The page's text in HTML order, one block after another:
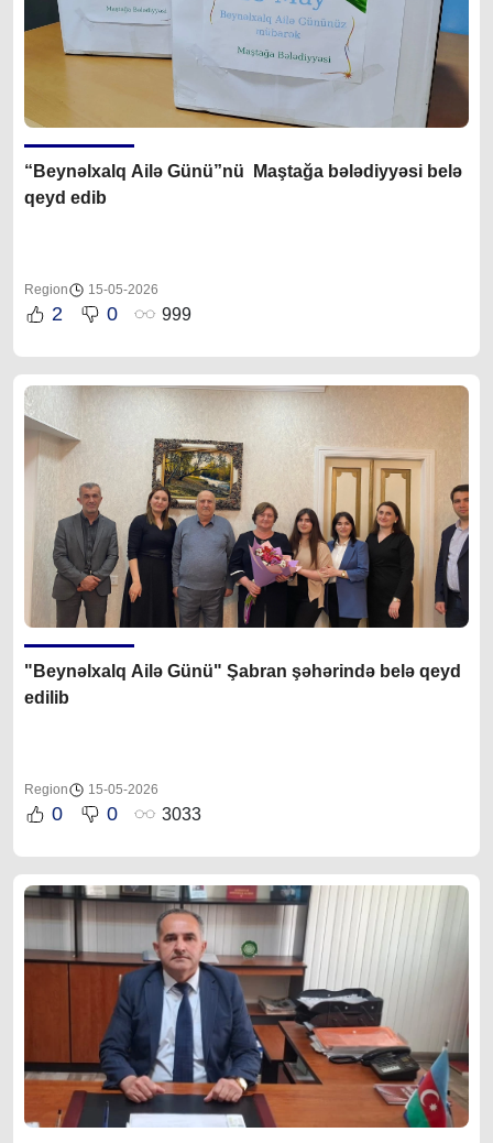
“ Beynəlxalq Ailə Günü”nü Maştağa bələdiyyəsi belə
qeyd edib
Region 15-05-2026
2 0 999
"Beynəlxalq Ailə Günü" Şabran şəhərində belə qeyd
edilib
Region 15-05-2026
0 0 3033